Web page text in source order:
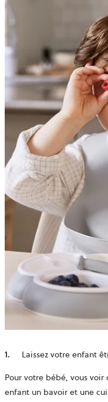
1. Laissez votre enfant
Pour votre bébé, vous
enfant un bavoir et une